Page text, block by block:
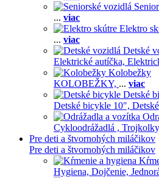
... viac
Elektro
... viac
Detské
Elektrické autíčka,
Kolobežky
KOLOBEŽKY, ... viac
Detské
Detské bicykle 10",
Cykloodrážadlá ,
Pre deti a štvornohých miláčikov
Pre deti a štvornohých miláčikov
Hygiena, Dojčenie,